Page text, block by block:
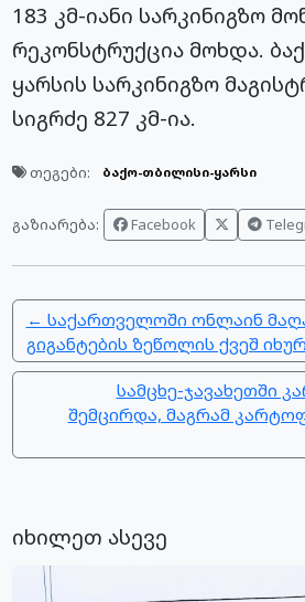
183 კმ-იანი სარკინიგზო
რეკონსტრუქცია მოხდა.
ყარსის სარკინიგზო
სიგრძე 827 კმ-ია.
თეგები: ბაქო-თბილისი-ყარსი
გაზიარება: Facebook
← საქართველოში ონლაინ
გიგანტების ზეწოლის ქვეშ
სამცხე-ჯავახეთში
შემცირდა, მაგრამ
იხილეთ ასევე